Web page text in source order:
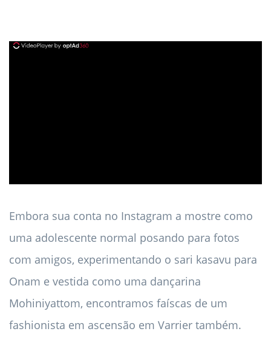
Embora sua conta no Instagram a mostre como
uma adolescente normal posando para fotos
com amigos, experimentando o sari kasavu para
Onam e vestida como uma dançarina
Mohiniyattom, encontramos faíscas de um
fashionista em ascensão em Varrier também.